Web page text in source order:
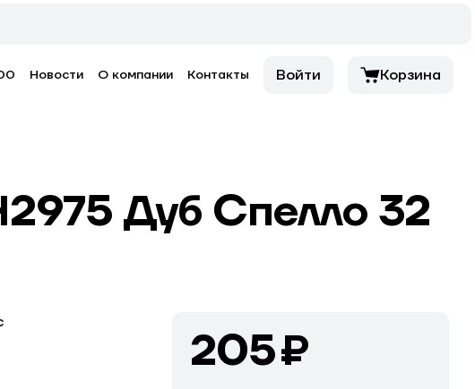
Новости О компании Контакты Войти Корзина
Дуб Спелло 32
205 ₽